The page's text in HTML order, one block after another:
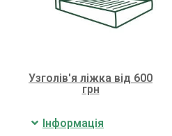
Узголів'я ліжка від 600
грн
Інформація